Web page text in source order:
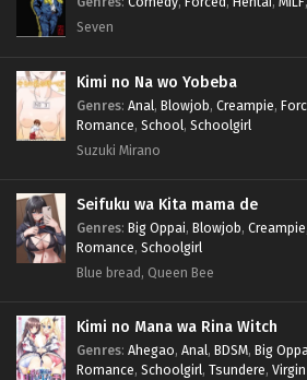
Seven
Kimi no Na wo Yobeba
Genres: Anal, Blowjob, Creampie,
Romance, School, Schoolgirl
Suzuki Mirano
Seifuku wa Kita mama de
Genres: Big Oppai, Blowjob, Creampie
Romance, Schoolgirl
Blue bread, Queen Bee
Kimi no Mana wa Rina Witch
Genres: Ahegao, Anal, BDSM, Big
Romance, Schoolgirl, Tsundere, Virgin